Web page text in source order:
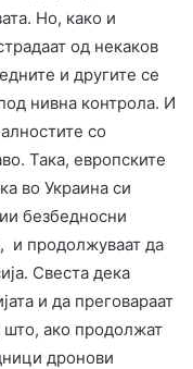
Но, како и
од некаков
и другите се
нивна контрола. И
со
Така, европските
во Украина си
безбедносни
и продолжуваат да
Свеста дека
и да преговараат
што, ако продолжат
дронови